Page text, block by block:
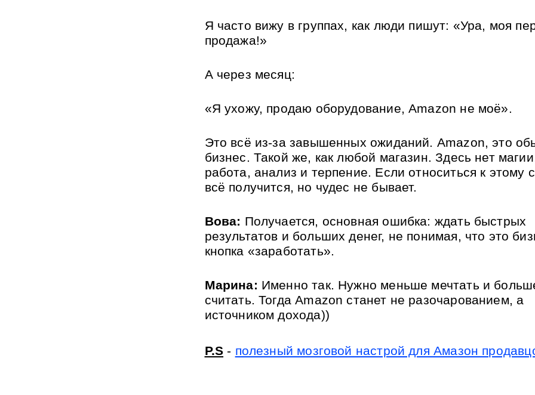
Я часто вижу в группах, как люди пишут: «Ура, моя
продажа!»
А через месяц:
«Я ухожу, продаю оборудование, Amazon не моё».
Это всё из-за завышенных ожиданий. Amazon, это
бизнес. Такой же, как любой магазин. Здесь нет
работа, анализ и терпение. Если относиться к этому
всё получится, но чудес не бывает.
Вова: Получается, основная ошибка: ждать быстрых
результатов и больших денег, не понимая, что это
кнопка «заработать».
Марина: Именно так. Нужно меньше мечтать и
считать. Тогда Amazon станет не разочарованием, а
источником дохода))
P.S - полезный мозговой настрой для Амазон